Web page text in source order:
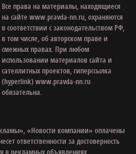
Все права на материалы, находящиеся
на сайте www.pravda-nn.ru, охраняются
в соответствии с законодательством РФ,
в том числе, об авторском праве и
смежных правах. При любом
использовании материалов сайта и
сателлитных проектов, гиперссылка
(hyperlink) www.pravda-nn.ru
обязательна.
«Новости компании» оплачены
ответственности за достоверность
в рекламных объявлениях.